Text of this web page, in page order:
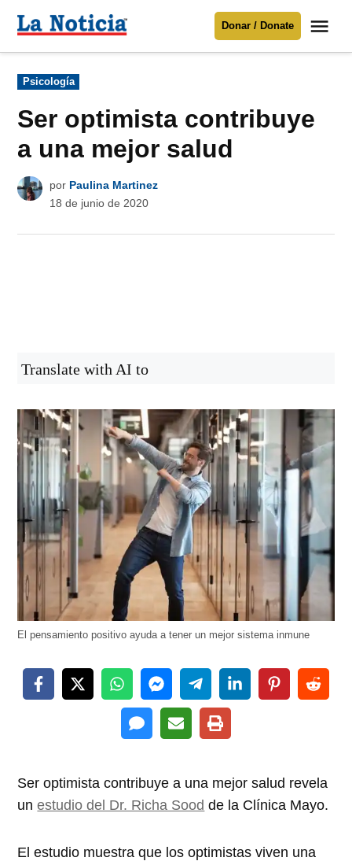
Para mantenerte informado necesitamos
Donar
contenido
Noticia
Donar / Donate
Publicado
en
Psicología
Ser optimista contribuye
a una mejor salud
por Paulina Martinez
18 de junio de 2020
Translate with AI to
El pensamiento positivo ayuda a tener un mejor sistema inmune
Ser optimista contribuye a una mejor salud revela
unestudio del Dr. Richa Sood de la Clínica Mayo.
El estudio muestra que los optimistas viven una